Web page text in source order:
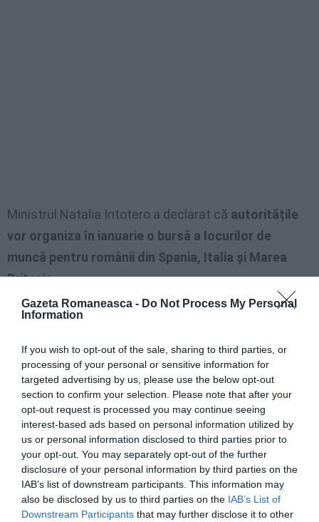
Gazeta Romaneasca - Do Not Process My Personal
Information
If you wish to opt-out of the sale, sharing to third parties, or
processing of your personal or sensitive information for
targeted advertising by us, please use the below opt-out
section to confirm your selection. Please note that after your
opt-out request is processed you may continue seeing
interest-based ads based on personal information utilized by
us or personal information disclosed to third parties prior to
your opt-out. You may separately opt-out of the further
disclosure of your personal information by third parties on the
IAB’s list of downstream participants. This information may
also be disclosed by us to third parties on the IAB’s List of
Downstream Participants that may further disclose it to other
Ministrul Natalia Intotero a declarat că autoritățile
vor organiza în ianuarie o bursă a locurilor de
muncă pentru românii din Spania, Italia și Marea
Britanie.
continuă pe Ziarul Românesc UK
See
more
Articolul anterior
Guvernul de la Bucureşti anunță „taxa pe
lăcomie”. Tot românii vor plăti
Următorul articol
Dosar fabricat? Fost ministru al diasporei,
condamnat la închisoare în baza unor
declarații mincinoase